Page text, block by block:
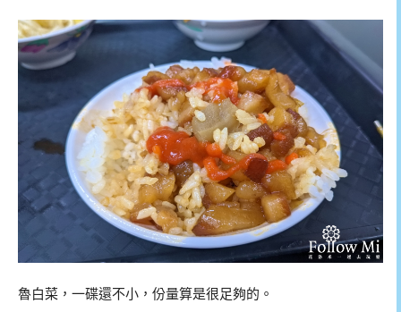
魯白菜，一碟還不小，份量算是很足夠的。